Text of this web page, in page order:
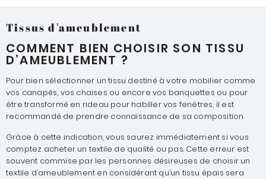
Tissus d'ameublement
COMMENT BIEN CHOISIR SON TISSU
D’AMEUBLEMENT ?
Pour bien sélectionner un tissu destiné à votre mobilier comme
vos canapés, vos chaises ou encore vos banquettes ou pour
être transformé en rideau pour habiller vos fenêtres, il est
recommandé de prendre connaissance de sa composition.
Grâce à cette indication, vous saurez immédiatement si vous
comptez acheter un textile de qualité ou pas. Cette erreur est
souvent commise par les personnes désireuses de choisir un
textile d’ameublement en considérant qu’un tissu épais sera